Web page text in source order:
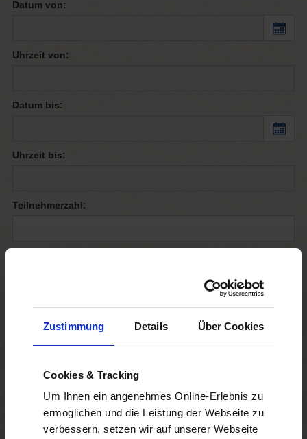
Zustimmung Details Über Cookies
Cookies & Tracking
Um Ihnen ein angenehmes Online-Erlebnis zu
ermöglichen und die Leistung der Webseite zu
verbessern, setzen wir auf unserer Webseite
Datum von:
Uhrzeit von:
Datum bis:
Uhrzeit bis:
Teilnehmerzahl:
Anzahl DZ:
Reihenbestuhlung
Parlamentarisch